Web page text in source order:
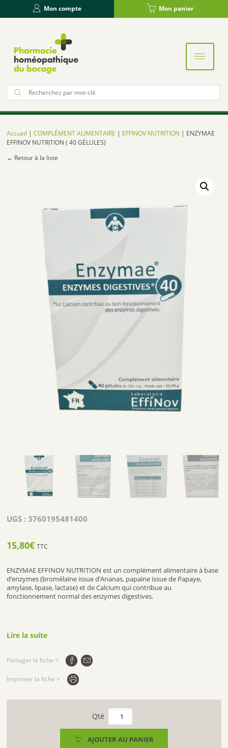
Mon compte Mon panier
:
Accueil |COMPLÉMENT ALIMENTAIRE | EFFINOV NUTRITION | ENZYMAE
EFFINOV NUTRITION ( 40 GÉLULES)
← Retour à la liste
UGS :3760195481400
15,80€ TTC
ENZYMAE EFFINOV NUTRITION est un complément alimentaire à base
d’enzymes (bromélaïne issue d’Ananas, papaïne issue de Papaye,
amylase, lipase, lactase) et de Calcium qui contribue au
fonctionnement normal des enzymes digestives.
Lire la suite
Partager la fiche >
Imprimer la fiche >
quantité
de
AJOUTER AU PANIER
Panneau de gestion des cookies